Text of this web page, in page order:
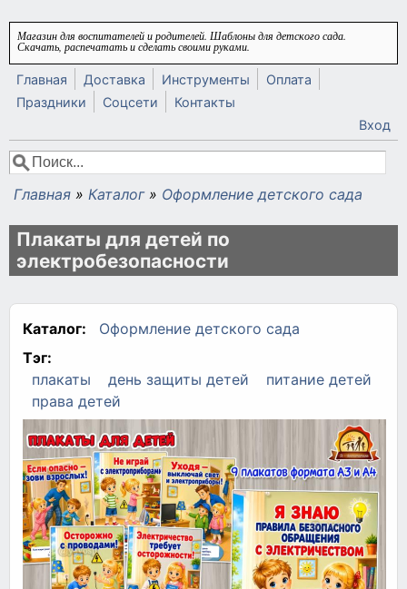
Перейти к основному содержанию
Магазин для воспитателей и родителей. Шаблоны для детского сада.
Скачать, распечатать и сделать своими руками.
Главная Доставка Инструменты
Оплата
Праздники
Соцсети
Контакты
Вход
Форма поиска
Поиск
Вы здесь
Главная » Каталог » Оформление детского сада
Плакаты для детей по
электробезопасности
Каталог:
Оформление детского сада
Тэг:
плакаты
день защиты детей
питание детей
права детей